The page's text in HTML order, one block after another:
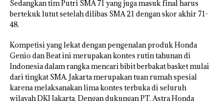
Sedangkan tim Putri SMA 71 yang juga masuk final harus
bertekuk lutut setelah dilibas SMA 21 dengan skor akhir 71-
48.
Kompetisi yang lekat dengan pengenalan produk Honda
Genio dan Beat ini merupakan kontes rutin tahunan di
Indonesia dalam rangka mencari bibit berbakat basket mulai
dari tingkat SMA. Jakarta merupakan tuan rumah spesial
karena melaksanakan lima kontes terbuka di seluruh
wilayah DKI Jakarta. Dengan dukungan PT. Astra Honda